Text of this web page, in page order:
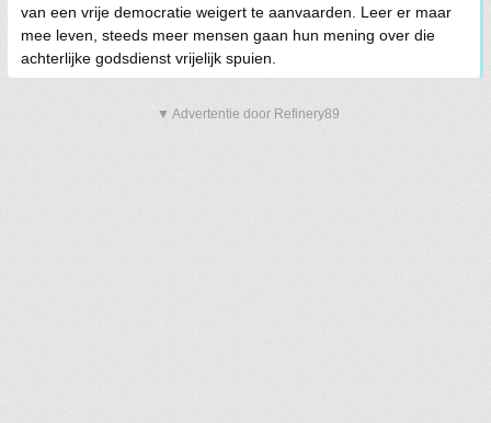
van een vrije democratie weigert te aanvaarden. Leer er maar
mee leven, steeds meer mensen gaan hun mening over die
achterlijke godsdienst vrijelijk spuien.
▼ Advertentie door Refinery89